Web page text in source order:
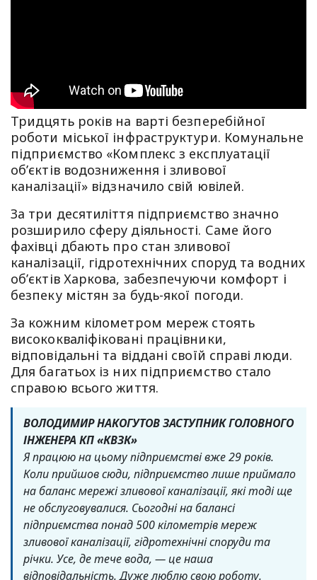
Тридцять років на варті безперебійної
роботи міської інфраструктури. Комунальне
підприємство «Комплекс з експлуатації
об’єктів водозниження і зливової
каналізації» відзначило свій ювілей.
За три десятиліття підприємство значно
розширило сферу діяльності. Саме його
фахівці дбають про стан зливової
каналізації, гідротехнічних споруд та водних
об’єктів Харкова, забезпечуючи комфорт і
безпеку містян за будь-якої погоди.
За кожним кілометром мереж стоять
висококваліфіковані працівники,
відповідальні та віддані своїй справі люди.
Для багатьох із них підприємство стало
справою всього життя.
ВОЛОДИМИР НАКОГУТОВ ЗАСТУПНИК ГОЛОВНОГО
ІНЖЕНЕРА КП «КВЗК»
Я працюю на цьому підприємстві вже 29 років.
Коли прийшов сюди, підприємство лише приймало
на баланс мережі зливової каналізації, які тоді ще
не обслуговувалися. Сьогодні на балансі
підприємства понад 500 кілометрів мереж
зливової каналізації, гідротехнічні споруди та
річки. Усе, де тече вода, — це наша
відповідальність. Дуже люблю свою роботу.